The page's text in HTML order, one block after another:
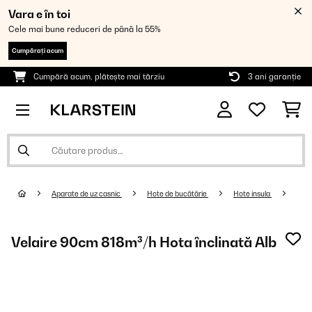
Vara e în toi
Cele mai bune reduceri de până la 55%
Cumpărați acum
Cumpără acum, plătește mai târziu 3 ani garanție
Aparate de uz casnic Hote de bucătărie Hote insula
Velaire 90cm 818m³/h Hota înclinată Alb